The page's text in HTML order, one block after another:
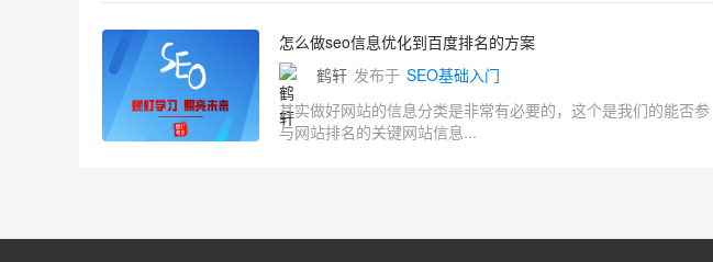
怎么做seo信息优化到百度排名的方案
鹤轩 发布于 SEO基础入门
其实做好网站的信息分类是非常有必要的，这个是我们的能否参
与网站排名的关键网站信息...